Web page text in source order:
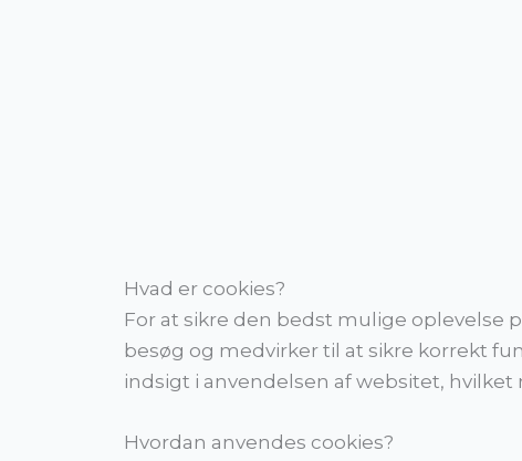
Hvad er cookies?
For at sikre den bedst mulige oplevelse
besøg og medvirker til at sikre korrekt
indsigt i anvendelsen af websitet,
Hvordan anvendes cookies?